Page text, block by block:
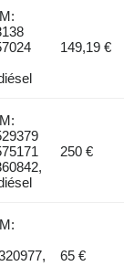
149,19 €
250 €
65 €